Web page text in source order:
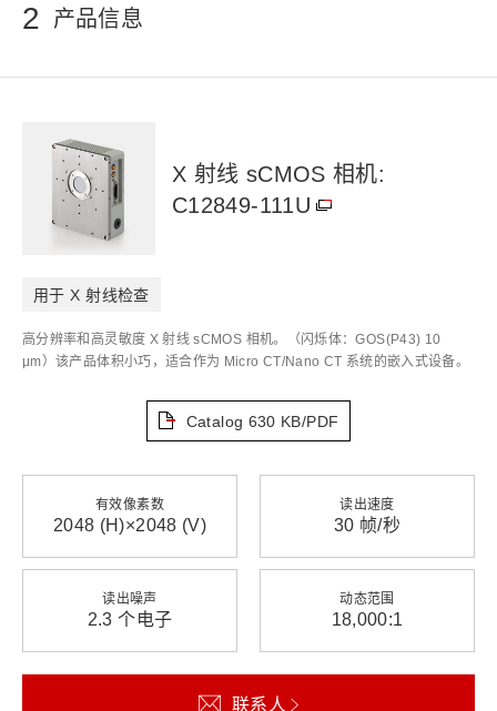
2 产品信息
X 射线 sCMOS 相机:
C12849-111U
用于 X 射线检查
高分辨率和高灵敏度 X 射线 sCMOS 相机。（闪烁体：GOS(P43) 10
μm）该产品体积小巧，适合作为 Micro CT/Nano CT 系统的嵌入式设备。
Catalog 630 KB/PDF
有效像素数
2048 (H)×2048 (V)
读出速度
30 帧/秒
读出噪声
2.3 个电子
动态范围
18,000:1
联系人